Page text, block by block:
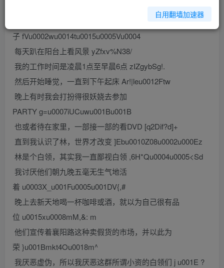
子 fVu0002wu0014tu0015u0005Vu0004
每天趴在阳台上看风景 yZfxv%N38/
我的工作时间是凌晨1点至早晨6点 zIZgybSg!.
然后开始睡觉，一直到下午起床 Ar!|leu0012Ftw
晚上有时我会打扮得很妖娆去参加
PARTY g=u0007iUCuwu001Bu001B
也或者待在家里，一部接一部的看DVD [q2Dif?d]+
直到我认识了林，世界才改变 ]Ebu0010Z08u0002u000Ez
林是个白领，其实我一直鄙视白领 ,6H*Qu0004u0005<Sd
我讨厌他们朝九晚五毫无生气地活
着 u0003X_u001Fu0005u001DV{,#
晚上去新天地喝一杯咖啡或酒，就以为自己很有品
位 u0015xu0008mM,&: m
他们宣传着襄阳路这种卖假货的市场，并以此为
荣 }u001Bmkt4Ou0018m^
我厌恶虚伪，所以我厌恶这群所谓小资的白领们 j u001E ?
自用翻墙加速器